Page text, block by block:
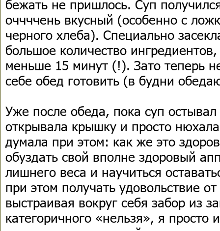
бежать не пришлось. Суп
оччччень вкусный (особенно с
черного хлеба). Специально
большое количество
меньше 15 минут (!). Зато теперь
себе обед готовить (в будни
Уже после обеда, пока суп
открывала крышку и просто
думала при этом: как же это
обуздать свой вполне здоровый
лишнего веса и научиться
при этом получать удовольствие
выстраивая вокруг себя забор из
категоричного «нельзя», я